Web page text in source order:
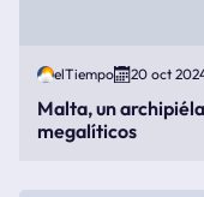
elTiempo 20 oct
Malta, un
megalíticos